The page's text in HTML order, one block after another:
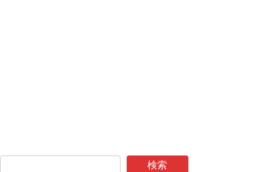
検索